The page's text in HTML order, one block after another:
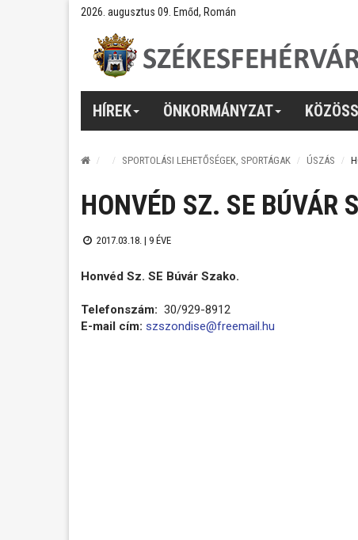
2026. augusztus 09. Emőd, Román
HÍREK ÖNKORMÁNYZAT
SPORTOLÁSI LEHETŐSÉGEK, SPORTÁGAK ÚSZÁS
HONVÉD SZ. SE BÚVÁR
2017.03.18. | 9 ÉVE
Honvéd Sz. SE Búvár Szako.
Telefonszám: 30/929-8912
E-mail cím: szszondise@freemail.hu